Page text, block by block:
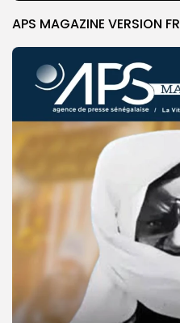
APS MAGAZINE VERSION FR